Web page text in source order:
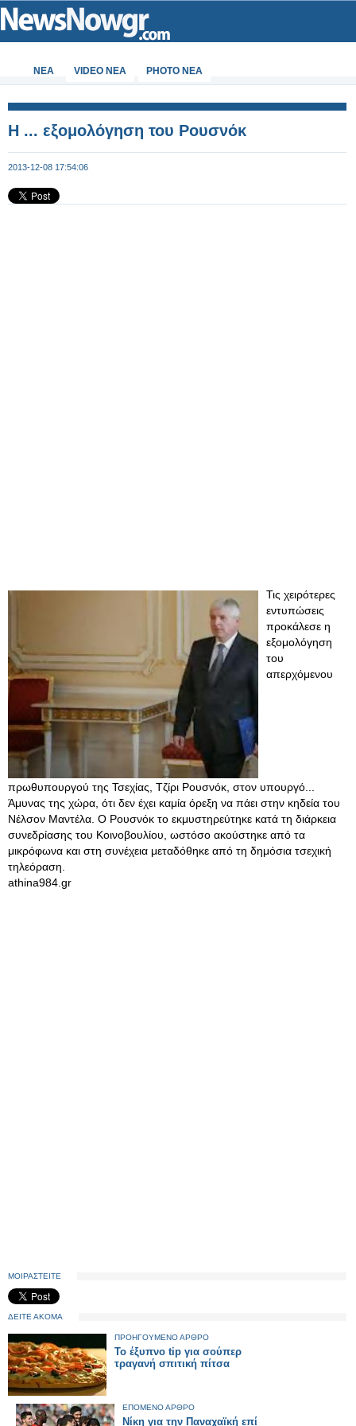
ΝΕΑ VIDEO NEA PHOTO NEA
Η ... εξομολόγηση του Ρουσνόκ
2013-12-08 17:54:06
Τις χειρότερες
εντυπώσεις
προκάλεσε η
εξομολόγηση
του
απερχόμενου
πρωθυπουργού της Τσεχίας, Τζίρι Ρουσνόκ, στον υπουργό...
Άμυνας της χώρα, ότι δεν έχει καμία όρεξη να πάει στην κηδεία του
Νέλσον Μαντέλα. Ο Ρουσνόκ το εκμυστηρεύτηκε κατά τη διάρκεια
συνεδρίασης του Κοινοβουλίου, ωστόσο ακούστηκε από τα
μικρόφωνα και στη συνέχεια μεταδόθηκε από τη δημόσια τσεχική
τηλεόραση.
athina984.gr
ΜΟΙΡΑΣΤΕΙΤΕ
ΔΕΙΤΕ ΑΚΟΜΑ
ΠΡΟΗΓΟΥΜΕΝΟ ΑΡΘΡΟ
To έξυπνο tip για σούπερ
τραγανή σπιτική πίτσα
ΕΠΟΜΕΝΟ ΑΡΘΡΟ
Νίκη για την Παναχαϊκή επί